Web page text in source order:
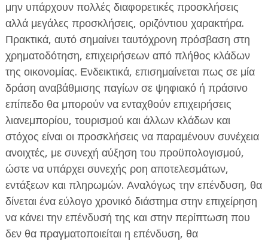
μην υπάρχουν πολλές διαφορετικές προσκλήσεις
αλλά μεγάλες προσκλήσεις, οριζόντιου χαρακτήρα.
Πρακτικά, αυτό σημαίνει ταυτόχρονη πρόσβαση στη
χρηματοδότηση, επιχειρήσεων από πλήθος κλάδων
της οικονομίας. Ενδεικτικά, επισημαίνεται πως σε μία
δράση αναβάθμισης παγίων σε ψηφιακό ή πράσινο
επίπεδο θα μπορούν να ενταχθούν επιχειρήσεις
λιανεμπορίου, τουρισμού και άλλων κλάδων και
στόχος είναι οι προσκλήσεις να παραμένουν συνέχεια
ανοιχτές, με συνεχή αύξηση του προϋπολογισμού,
ώστε να υπάρχει συνεχής ροη αποτελεσμάτων,
εντάξεων και πληρωμών. Αναλόγως την επένδυση, θα
δίνεται ένα εύλογο χρονικό διάστημα στην επιχείρηση
να κάνει την επένδυσή της και στην περίπτωση που
δεν θα πραγματοποιείται η επένδυση, θα